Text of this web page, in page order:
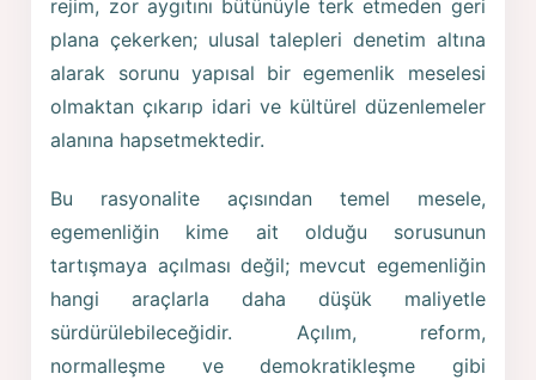
rejim, zor aygıtını bütünüyle terk etmeden geri
plana çekerken; ulusal talepleri denetim altına
alarak sorunu yapısal bir egemenlik meselesi
olmaktan çıkarıp idari ve kültürel düzenlemeler
alanına hapsetmektedir.
Bu rasyonalite açısından temel mesele,
egemenliğin kime ait olduğu sorusunun
tartışmaya açılması değil; mevcut egemenliğin
hangi araçlarla daha düşük maliyetle
sürdürülebileceğidir. Açılım, reform,
normalleşme ve demokratikleşme gibi